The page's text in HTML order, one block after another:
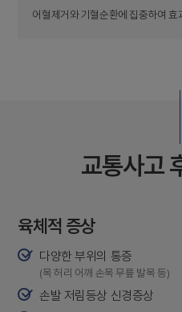
어혈제거와 기혈순환에 집중하여 효
교통사고
육체적 증상
다양한 부위의 통증
(목 허리 어깨 손목 무릎 발목 등)
손발 저림등상 신경증상